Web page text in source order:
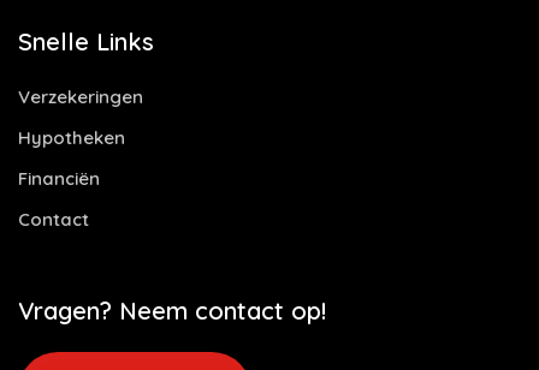
Snelle Links
Verzekeringen
Hypotheken
Financiën
Contact
Vragen? Neem contact op!